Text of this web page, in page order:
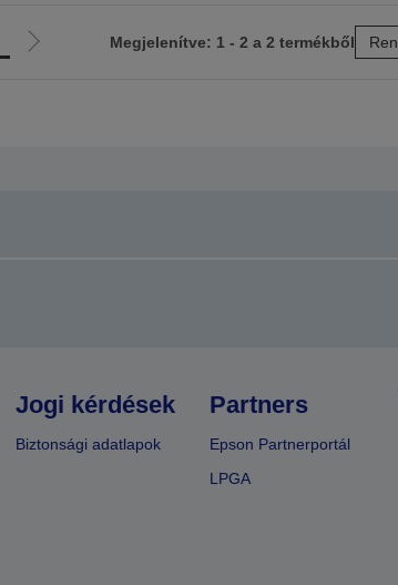
KövetkezőMegjelenítve: 1 - 2 a 2 termékből
Jogi kérdések
Biztonsági adatlapok
Partners
Epson Partnerportál
LPGA